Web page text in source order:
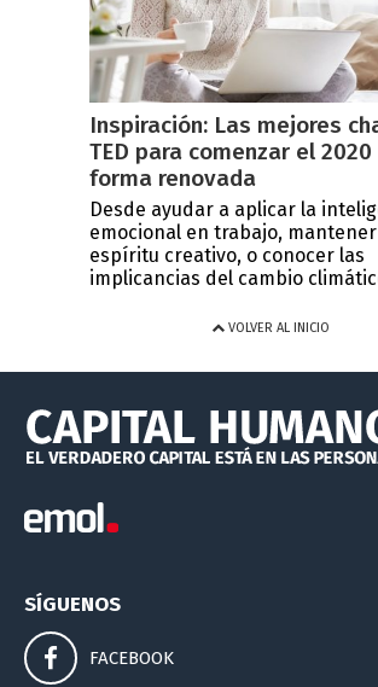
Inspiración: Las mejores
TED para comenzar el 2020
forma renovada
Desde ayudar a aplicar la
emocional en trabajo,
espíritu creativo, o conocer las
implicancias del cambio
VOLVER AL INICIO
SÍGUENOS
FACEBOOK